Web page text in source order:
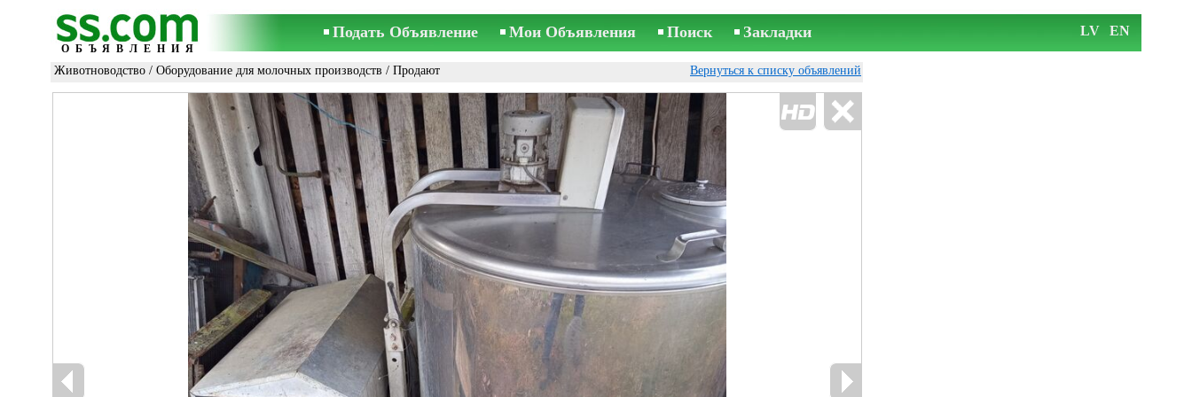
ОБЪЯВЛЕНИЯ
Подать Объявление Мои Объявления Поиск Закладки LV EN
Животноводство / Оборудование для молочных производств / Продают Вернуться к списку объявлений